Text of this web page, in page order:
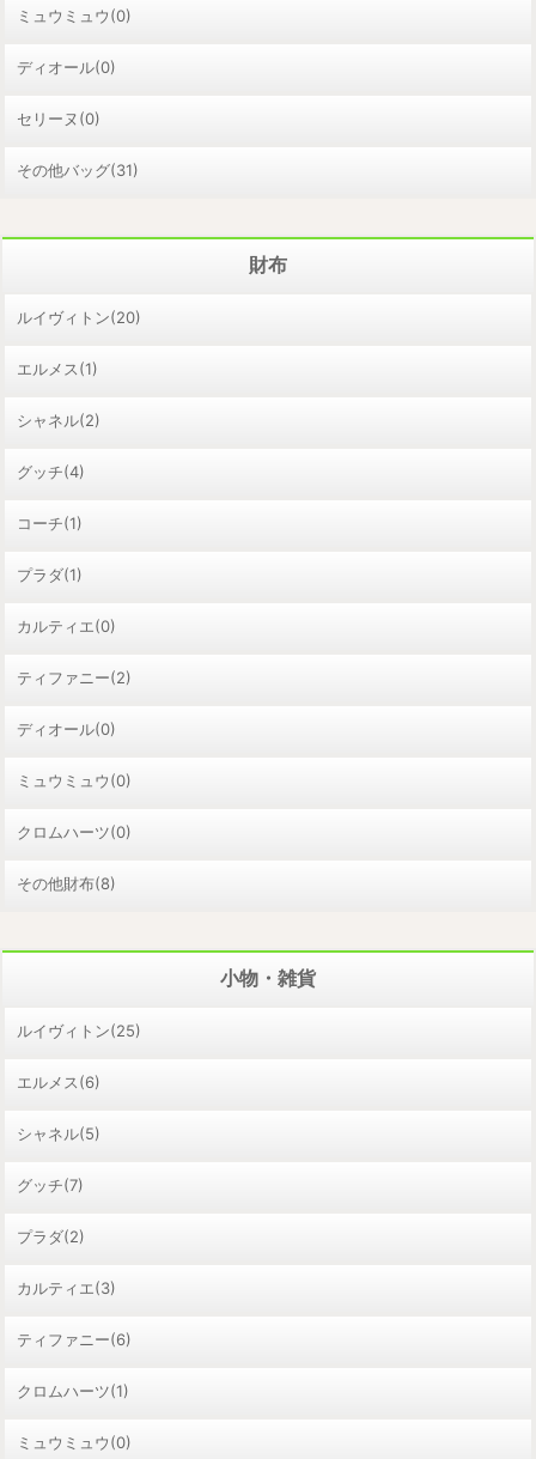
ミュウミュウ(0)
ディオール(0)
セリーヌ(0)
その他バッグ(31)
財布
ルイヴィトン(20)
エルメス(1)
シャネル(2)
グッチ(4)
コーチ(1)
プラダ(1)
カルティエ(0)
ティファニー(2)
ディオール(0)
ミュウミュウ(0)
クロムハーツ(0)
その他財布(8)
小物・雑貨
ルイヴィトン(25)
エルメス(6)
シャネル(5)
グッチ(7)
プラダ(2)
カルティエ(3)
ティファニー(6)
クロムハーツ(1)
ミュウミュウ(0)